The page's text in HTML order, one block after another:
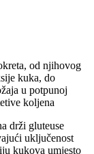
od njihovog
kuka, do
u potpunoj
koljena
drži gluteuse
uključenost
kukova umjesto